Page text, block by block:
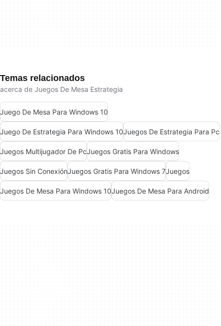
Temas relacionados
acerca de Juegos De Mesa Estrategia
Juego De Mesa Para Windows 10
Juego De Estrategia Para Windows 10Juegos De Estrategia Para Pc
Juegos Multijugador De PcJuegos Gratis Para Windows
Juegos Sin ConexiónJuegos Gratis Para Windows 7Juegos
Juegos De Mesa Para Windows 10Juegos De Mesa Para Android